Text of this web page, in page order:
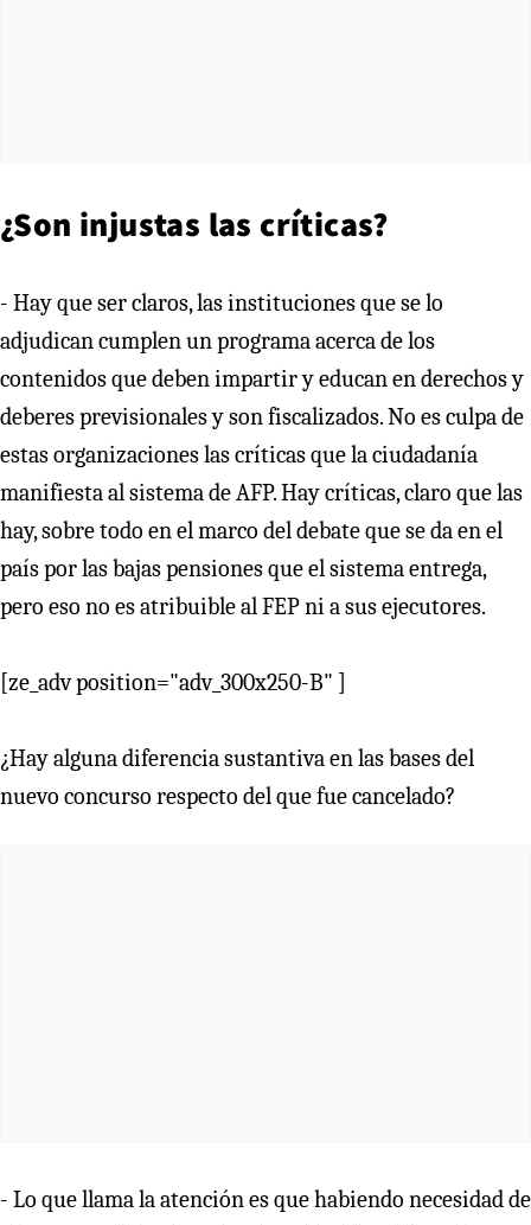
¿Son injustas las críticas?
- Hay que ser claros, las instituciones que se lo
adjudican cumplen un programa acerca de los
contenidos que deben impartir y educan en derechos y
deberes previsionales y son fiscalizados. No es culpa de
estas organizaciones las críticas que la ciudadanía
manifiesta al sistema de AFP. Hay críticas, claro que las
hay, sobre todo en el marco del debate que se da en el
país por las bajas pensiones que el sistema entrega,
pero eso no es atribuible al FEP ni a sus ejecutores.
[ze_adv position="adv_300x250-B" ]
¿Hay alguna diferencia sustantiva en las bases del
nuevo concurso respecto del que fue cancelado?
- Lo que llama la atención es que habiendo necesidad de